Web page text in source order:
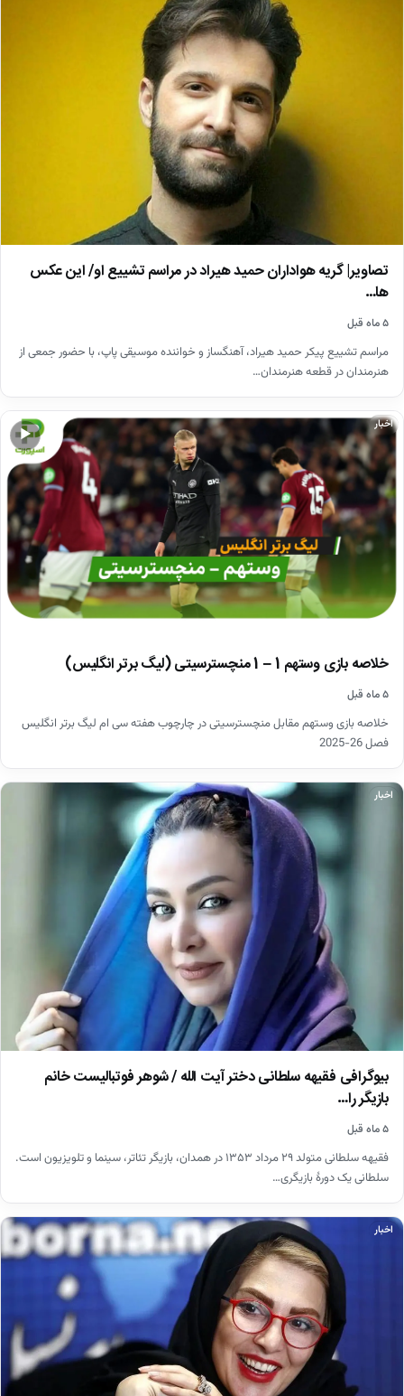
تصاویر| گریه هواداران حمید هیراد در مراسم تشییع او/ این عکس
ها…
۵ ماه قبل
مراسم تشییع پیکر حمید هیراد، آهنگساز و خواننده موسیقی پاپ، با حضور جمعی از
هنرمندان در قطعه هنرمندان…
▶
اخبار
خلاصه بازی وستهم 1 – 1 منچسترسیتی (لیگ برتر انگلیس)
۵ ماه قبل
خلاصه بازی وستهم مقابل منچسترسیتی در چارچوب هفته سی ام لیگ برتر انگلیس
فصل 26-2025
اخبار
بیوگرافی فقیهه سلطانی دختر آیت الله / شوهر فوتبالیست خانم
بازیگر را…
۵ ماه قبل
فقیهه سلطانی متولد ۲۹ مرداد ۱۳۵۳ در همدان، بازیگر تئاتر، سینما و تلویزیون است.
سلطانی یک دورهٔ بازیگری…
اخبار